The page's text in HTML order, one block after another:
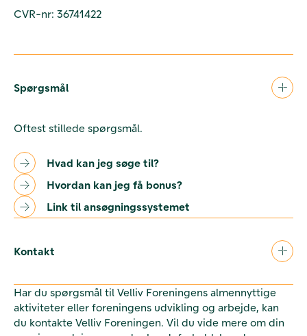
CVR-nr: 36741422
Spørgsmål
Oftest stillede spørgsmål.
Hvad kan jeg søge til?
Hvordan kan jeg få bonus?
Link til ansøgningssystemet
Kontakt
Har du spørgsmål til Velliv Foreningens almennyttige
aktiviteter eller foreningens udvikling og arbejde, kan
du kontakte Velliv Foreningen. Vil du vide mere om din